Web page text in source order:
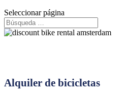
Seleccionar página
Alquiler de bicicletas